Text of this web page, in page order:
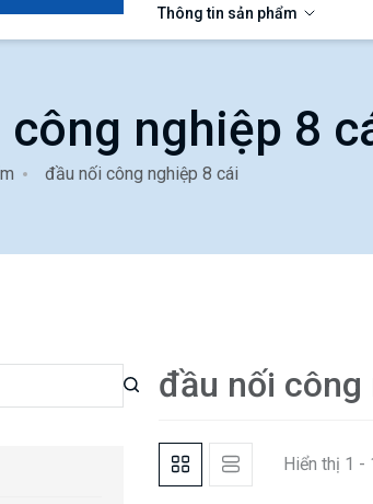
Thông tin sản phẩm
nghiệp 8
đầu nối công nghiệp 8 cái
đầu nối công
Hiển thị 1 -